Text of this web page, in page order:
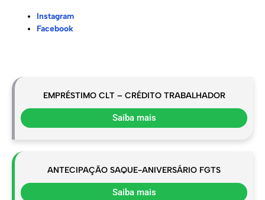
Instagram
Facebook
EMPRÉSTIMO CLT – CRÉDITO TRABALHADOR
Saiba mais
ANTECIPAÇÃO SAQUE-ANIVERSÁRIO FGTS
Saiba mais